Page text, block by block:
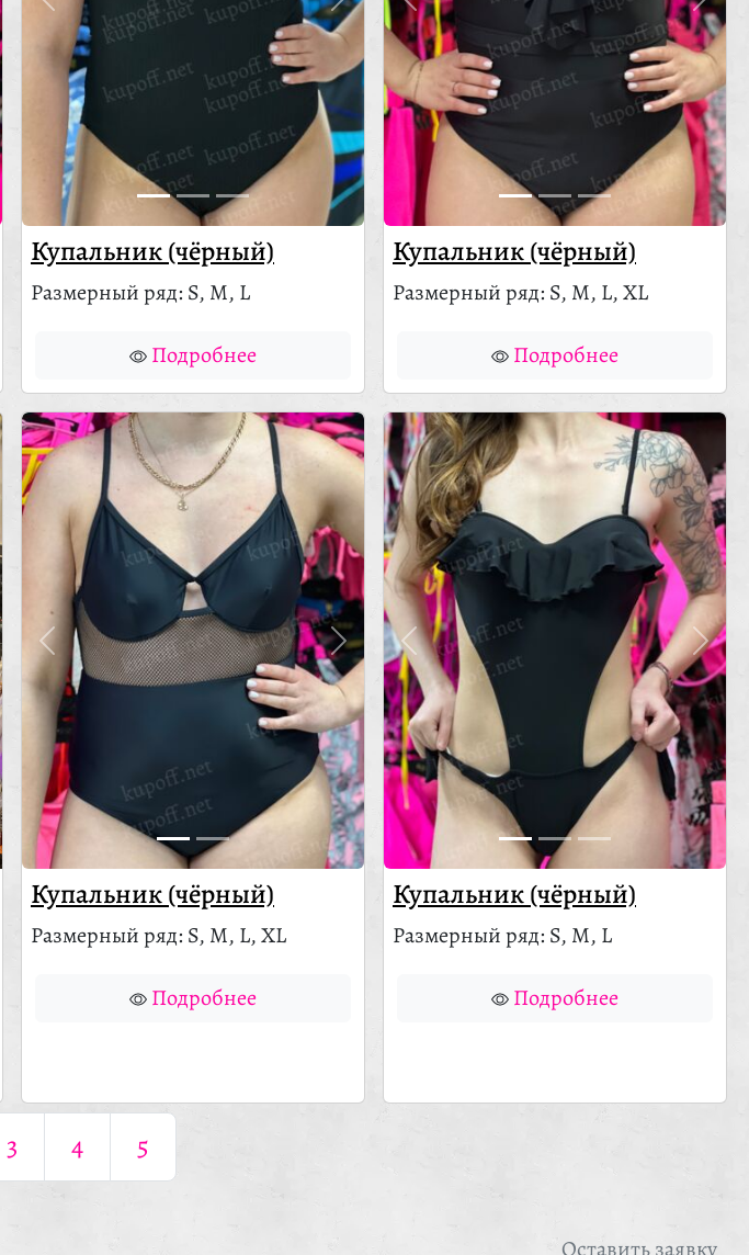
Купальник (чёрный)
Размерный ряд: S, M, L
Подробнее
Купальник (чёрный)
Размерный ряд: S, M, L, XL
Подробнее
Купальник (чёрный)
Размерный ряд: S, M, L, XL
Подробнее
Купальник (чёрный)
Размерный ряд: S, M, L
Подробнее
3 4 5
Оставить заявку